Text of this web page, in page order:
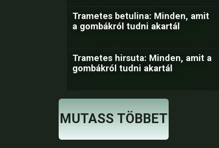
Trametes betulina: Minden, amit
a gombákról tudni akartál
Trametes hirsuta: Minden, amit a
gombákról tudni akartál
MUTASS TÖBBET